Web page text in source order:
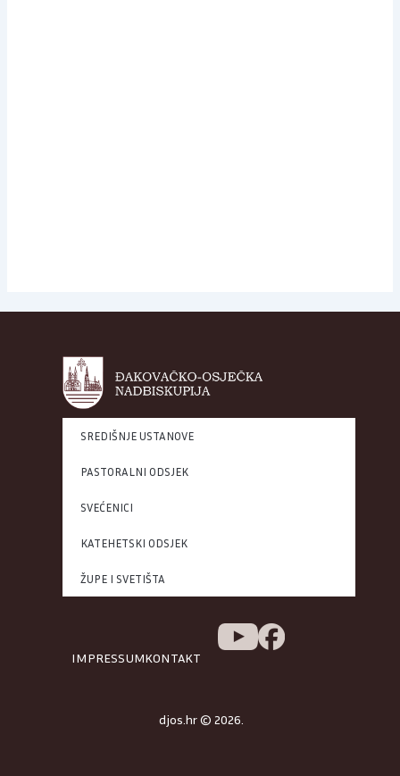
SREDIŠNJE USTANOVE
PASTORALNI ODSJEK
SVEĆENICI
KATEHETSKI ODSJEK
ŽUPE I SVETIŠTA
IMPRESSUMKONTAKT
djos.hr © 2026.